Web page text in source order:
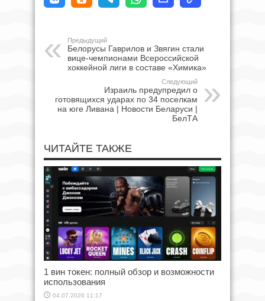
Предыдущий
Белорусы Гаврилов и Звягин стали
вице-чемпионами Всероссийской
хоккейной лиги в составе «Химика»
Следующий
Израиль предупредил о
готовящихся ударах по 34 поселкам
на юге Ливана | Новости Беларуси |
БелТА
ЧИТАЙТЕ ТАКЖЕ
1 вин токен: полный обзор и возможности
использования
04.07.2026 11:17